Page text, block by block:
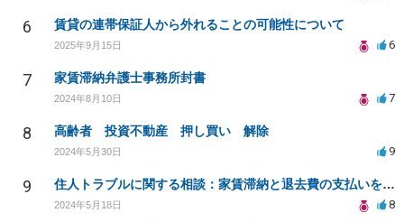
6 賃貸の連帯保証人から外れることの可能性について
2025年9月15日 6
7 家賃滞納弁護士事務所封書
2024年8月10日 7
8 高齢者 投資不動産 押し買い 解除
2024年5月30日 9
9 住人トラブルに関する相談：家賃滞納と退去費の支払いを拒否され、管理鍵の横領も発生
2024年5月18日 8